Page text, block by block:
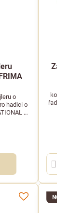
o
hadici o
a